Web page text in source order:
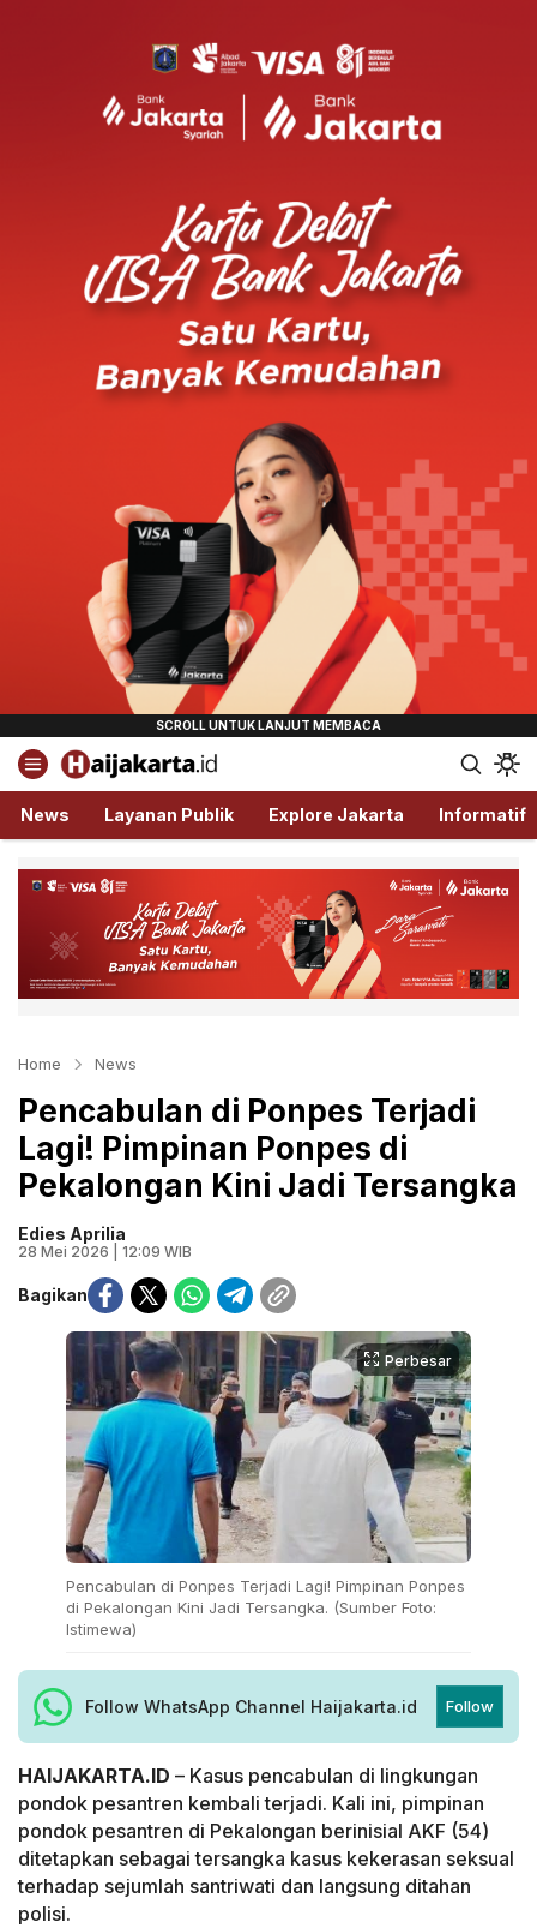
Haijakarta.id
Semua Tentang Jakarta Ada Disini!
News Layanan Publik Explore Jakarta Informatif
Home News
Pencabulan di Ponpes Terjadi
Lagi! Pimpinan Ponpes di
Pekalongan Kini Jadi Tersangka
Edies Aprilia
28 Mei 2026 | 12:09 WIB
Bagikan
Perbesar
Pencabulan di Ponpes Terjadi Lagi! Pimpinan Ponpes
di Pekalongan Kini Jadi Tersangka. (Sumber Foto:
Istimewa)
Follow WhatsApp Channel Haijakarta.id Follow
HAIJAKARTA.ID – Kasus pencabulan di lingkungan
pondok pesantren kembali terjadi. Kali ini, pimpinan
pondok pesantren di Pekalongan berinisial AKF (54)
ditetapkan sebagai tersangka kasus kekerasan seksual
terhadap sejumlah santriwati dan langsung ditahan
polisi.